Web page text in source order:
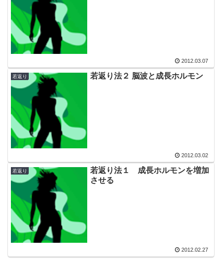
2012.03.07
若返り 若返り法２ 脳波と成長ホルモン
2012.03.02
若返り
若返り法１ 成長ホルモンを増加
させる
2012.02.27